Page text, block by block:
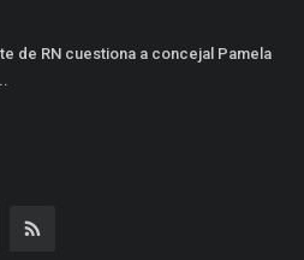
de RN cuestiona a concejal Pamela